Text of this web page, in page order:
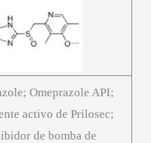
Omeprazole API;
activo de Prilosec;
de bomba de